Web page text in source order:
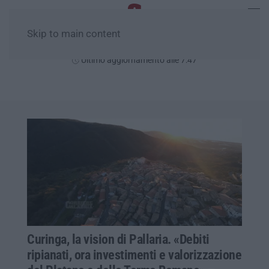
Skip to main content
Ultimo aggiornamento alle 7:47
Curinga, la vision di Pallaria. «Debiti
ripianati, ora investimenti e valorizzazione